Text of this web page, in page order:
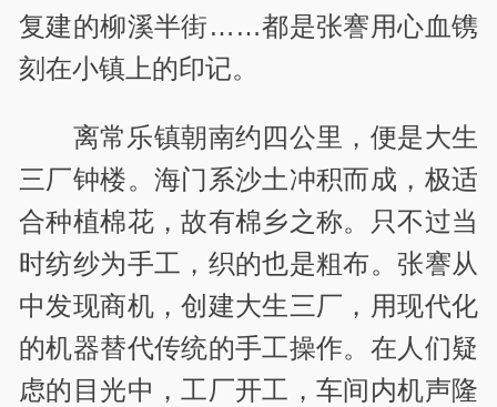
复建的柳溪半街……都是张謇用心血镌
刻在小镇上的印记。
离常乐镇朝南约四公里，便是大生
三厂钟楼。海门系沙土冲积而成，极适
合种植棉花，故有棉乡之称。只不过当
时纺纱为手工，织的也是粗布。张謇从
中发现商机，创建大生三厂，用现代化
的机器替代传统的手工操作。在人们疑
虑的目光中，工厂开工，车间内机声隆